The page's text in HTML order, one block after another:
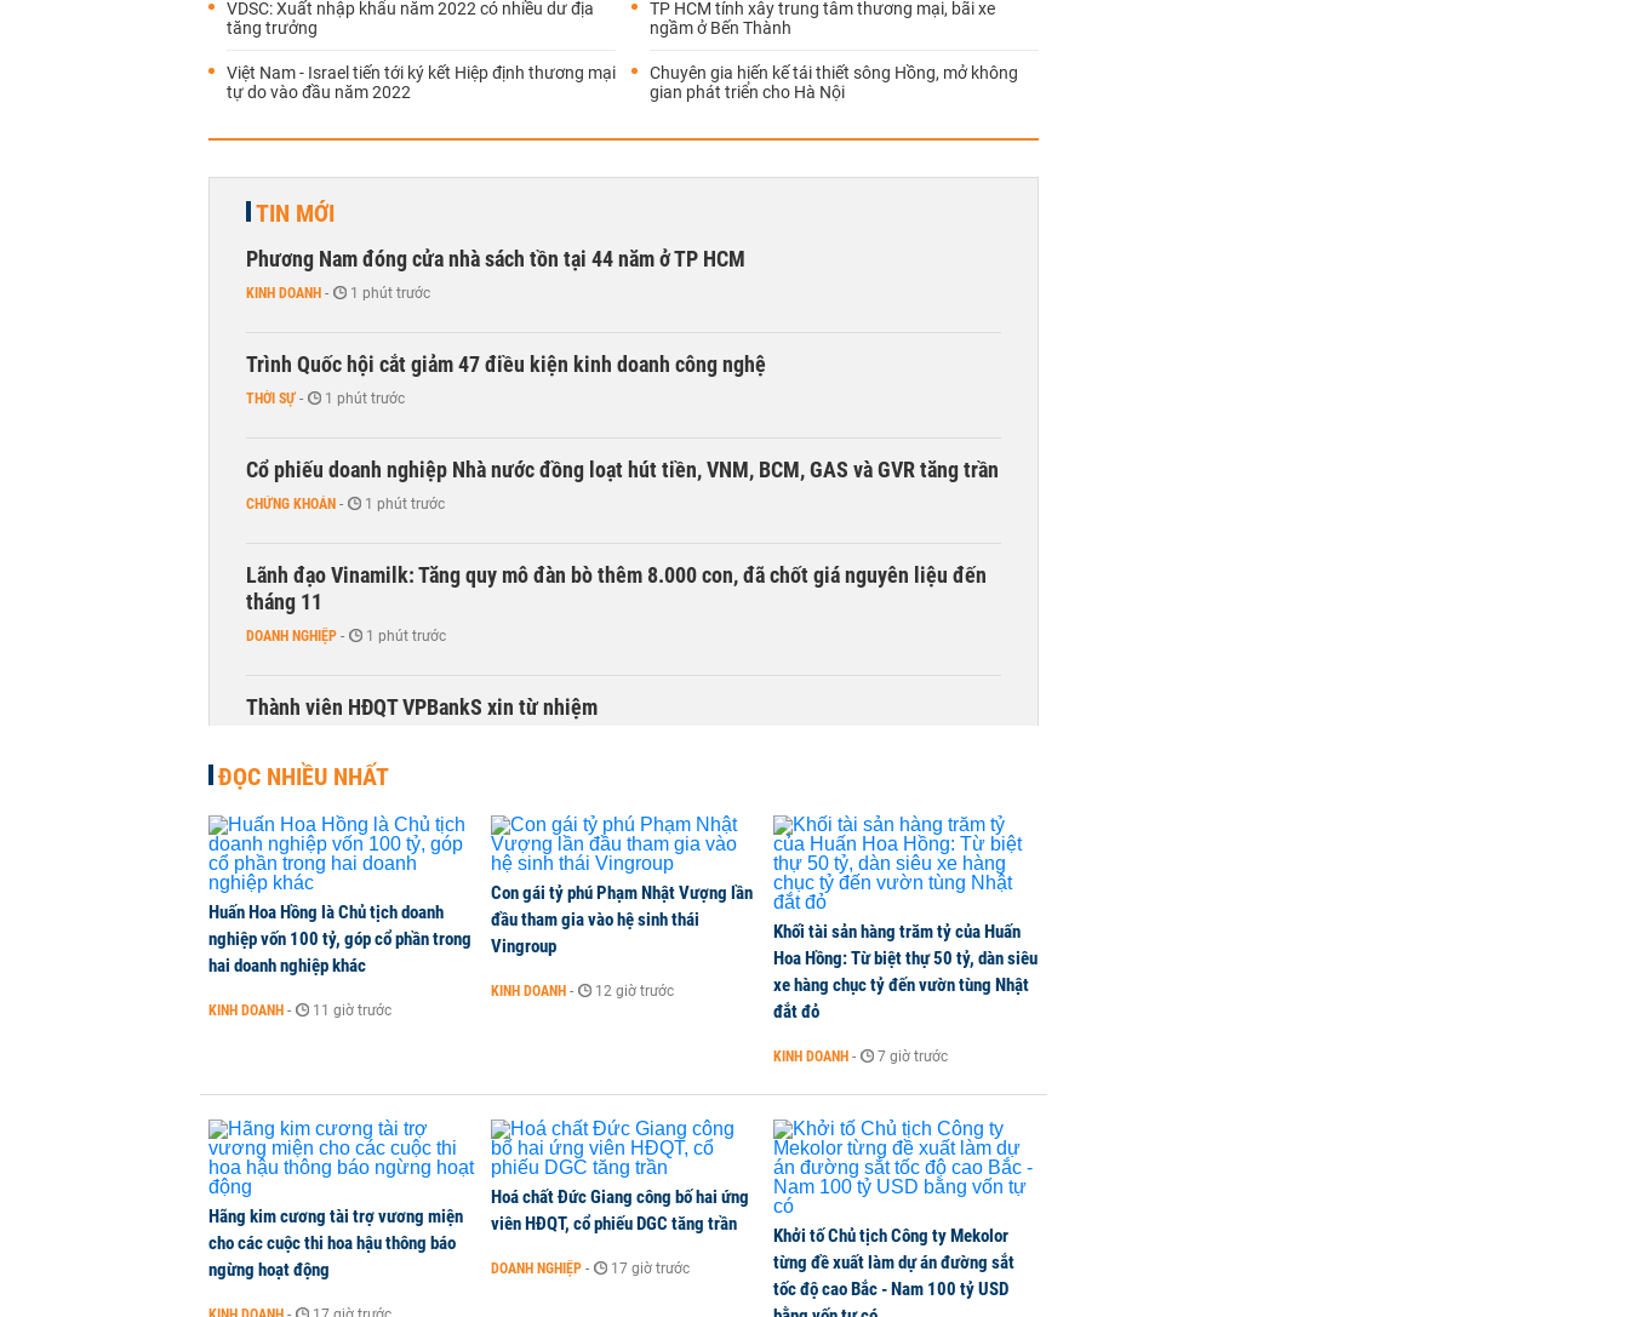
VDSC: Xuất nhập khẩu năm 2022 có nhiều dư địa
tăng trưởng
Việt Nam - Israel tiến tới ký kết Hiệp định thương mại
tự do vào đầu năm 2022
TP HCM tính xây trung tâm thương mại, bãi xe
ngầm ở Bến Thành
Chuyên gia hiến kế tái thiết sông Hồng, mở không
gian phát triển cho Hà Nội
TIN MỚI
Phương Nam đóng cửa nhà sách tồn tại 44 năm ở TP HCM
KINH DOANH - 1 phút trước
Trình Quốc hội cắt giảm 47 điều kiện kinh doanh công nghệ
THỜI SỰ - 1 phút trước
Cổ phiếu doanh nghiệp Nhà nước đồng loạt hút tiền, VNM, BCM, GAS và GVR tăng trần
CHỨNG KHOÁN - 1 phút trước
Lãnh đạo Vinamilk: Tăng quy mô đàn bò thêm 8.000 con, đã chốt giá nguyên liệu đến
tháng 11
DOANH NGHIỆP - 1 phút trước
Thành viên HĐQT VPBankS xin từ nhiệm
Sức hút Bcons NewSky - Không gian an cư ‘chuẩn gu’ cho người trẻ
CHUYỂN ĐỘNG THỊ TRƯỜNG - 1 phút trước
Chủ show 'Anh trai vượt ngàn chông gai' liên tiếp giải thế công ty con
KINH DOANH 1 phút trước
Trào lưu dùng AI giao dịch chứng khoán: Cơ hội vươn tầm 'cá mập' hay cái bẫy thua lỗ?
ĐỌC NHIỀU NHẤT
Huấn Hoa Hồng là Chủ tịch doanh
nghiệp vốn 100 tỷ, góp cổ phần trong
hai doanh nghiệp khác
KINH DOANH - 11 giờ trước
Con gái tỷ phú Phạm Nhật Vượng lần
đầu tham gia vào hệ sinh thái
Vingroup
KINH DOANH - 12 giờ trước
Khối tài sản hàng trăm tỷ của Huấn
Hoa Hồng: Từ biệt thự 50 tỷ, dàn siêu
xe hàng chục tỷ đến vườn tùng Nhật
đắt đỏ
KINH DOANH - 7 giờ trước
Hãng kim cương tài trợ vương miện
cho các cuộc thi hoa hậu thông báo
ngừng hoạt động
Hoá chất Đức Giang công bố hai ứng
viên HĐQT, cổ phiếu DGC tăng trần
DOANH NGHIỆP - 17 giờ trước
Khởi tố Chủ tịch Công ty Mekolor
từng đề xuất làm dự án đường sắt
tốc độ cao Bắc - Nam 100 tỷ USD